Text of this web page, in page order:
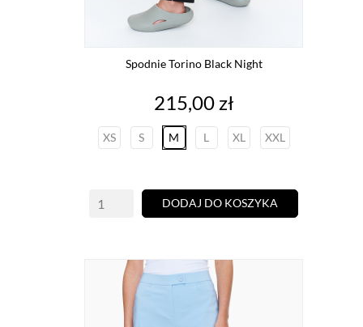
Spodnie Torino Black Night
Cena
215,00 zł
XS S M L XL XXL
DODAJ DO KOSZYKA